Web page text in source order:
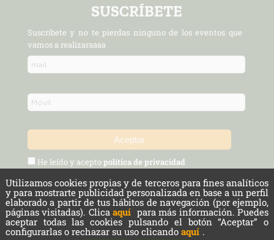
SUSCRÍBETE
Suscríbete y no te pierdas ninguno de los eventos que
vamos a realizaraaaa
He leído y aceptopolítica de privacidad
Política de Privacidad y Aviso Legal Protección de datos
Cookies
Copyright © 2026 Cámara Agraria de Madrid. Todos los derechos reservados.
Utilizamos cookies propias y de terceros para fines analíticos
y para mostrarte publicidad personalizada en base a un perfil
elaborado a partir de tus hábitos de navegación (por ejemplo,
páginas visitadas). Clicaaquí para más información. Puedes
aceptar todas las cookies pulsando el botón “Aceptar” o
configurarlas o rechazar su uso clicando aquí .